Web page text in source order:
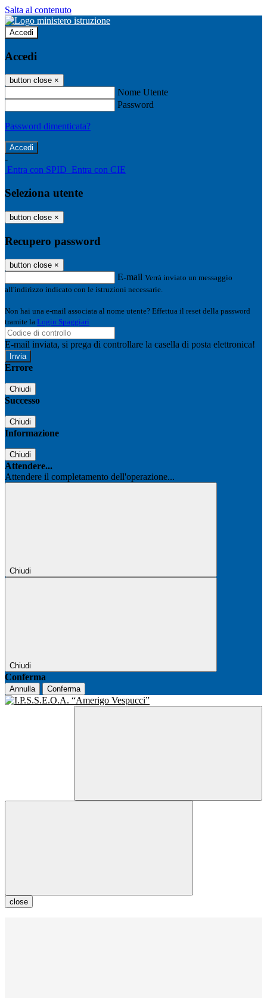
Salta al contenuto
Accedi
Accedi
button close ×
Nome Utente
Password
Password dimenticata?
-
Entra con SPID Entra con CIE
Seleziona utente
button close ×
Recupero password
button close ×
E-mail Verrà inviato un messaggio
all'indirizzo indicato con le istruzioni necessarie.
Non hai una e-mail associata al nome utente? Effettua il reset della password
tramite la Login Spaggiari
E-mail inviata, si prega di controllare la casella di posta elettronica!
Errore
Chiudi
Successo
Chiudi
Informazione
Chiudi
Attendere...
Attendere il completamento dell'operazione...
Chiudi
Chiudi
Conferma
Annulla Conferma
close